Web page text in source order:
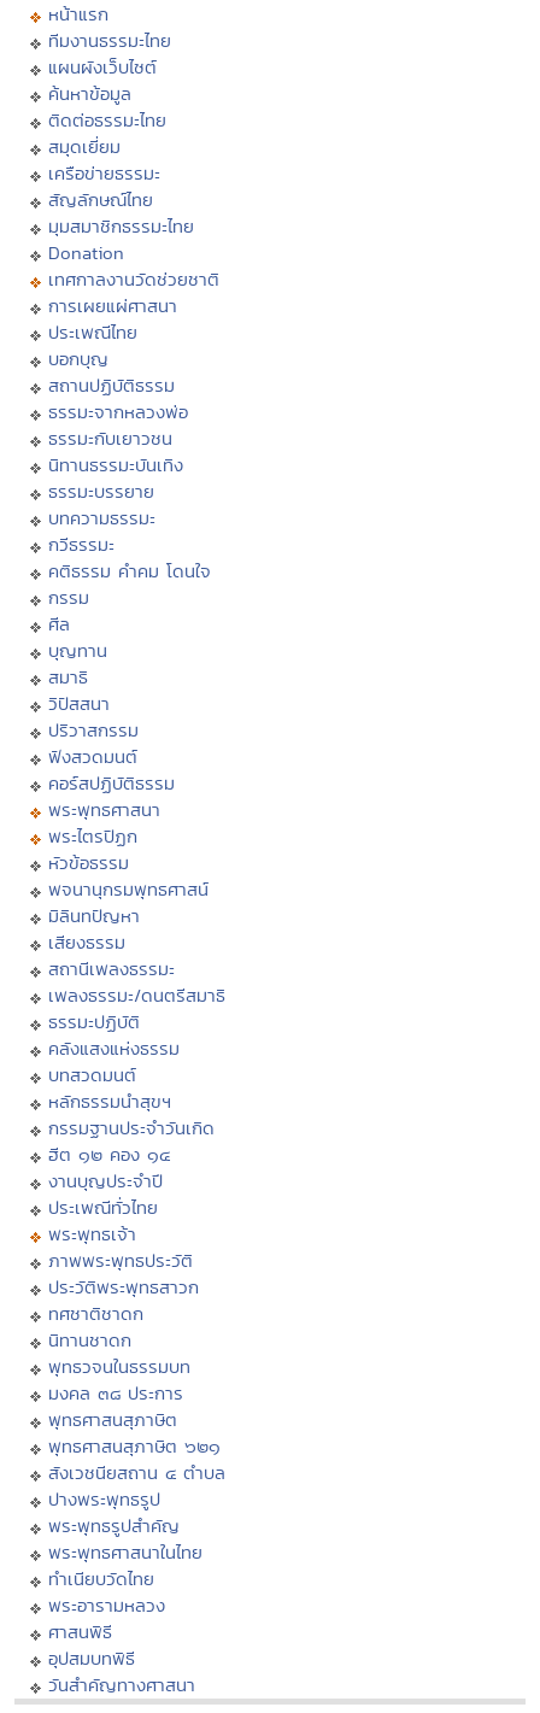
หน้าแรก
ทีมงานธรรมะไทย
แผนผังเว็บไซต์
ค้นหาข้อมูล
ติดต่อธรรมะไทย
สมุดเยี่ยม
เครือข่ายธรรมะ
สัญลักษณ์ไทย
มุมสมาชิกธรรมะไทย
Donation
เทศกาลงานวัดช่วยชาติ
การเผยแผ่ศาสนา
ประเพณีไทย
บอกบุญ
สถานปฏิบัติธรรม
ธรรมะจากหลวงพ่อ
ธรรมะกับเยาวชน
นิทานธรรมะบันเทิง
ธรรมะบรรยาย
บทความธรรมะ
กวีธรรมะ
คติธรรม คำคม โดนใจ
กรรม
ศีล
บุญทาน
สมาธิ
วิปัสสนา
ปริวาสกรรม
ฟังสวดมนต์
คอร์สปฏิบัติธรรม
พระพุทธศาสนา
พระไตรปิฏก
หัวข้อธรรม
พจนานุกรมพุทธศาสน์
มิลินทปัญหา
เสียงธรรม
สถานีเพลงธรรมะ
เพลงธรรมะ/ดนตรีสมาธิ
ธรรมะปฏิบัติ
คลังแสงแห่งธรรม
บทสวดมนต์
หลักธรรมนำสุขฯ
กรรมฐานประจำวันเกิด
ฮีต ๑๒ คอง ๑๔
งานบุญประจำปี
ประเพณีทั่วไทย
พระพุทธเจ้า
ภาพพระพุทธประวัติ
ประวัติพระพุทธสาวก
ทศชาติชาดก
นิทานชาดก
พุทธวจนในธรรมบท
มงคล ๓๘ ประการ
พุทธศาสนสุภาษิต
พุทธศาสนสุภาษิต ๖๒๑
สังเวชนียสถาน ๔ ตำบล
ปางพระพุทธรูป
พระพุทธรูปสำคัญ
พระพุทธศาสนาในไทย
ทำเนียบวัดไทย
พระอารามหลวง
ศาสนพิธี
อุปสมบทพิธี
วันสำคัญทางศาสนา